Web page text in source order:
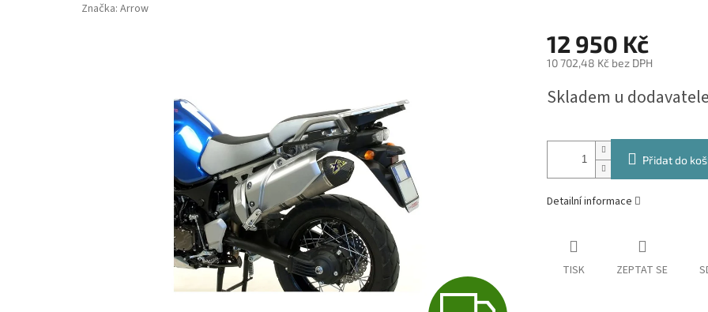
Značka: Arrow
12 950 Kč
10 702,48 Kč bez DPH
cena:
Skladem u
Přidat do
Detailní informace
TISK ZEPTAT SE